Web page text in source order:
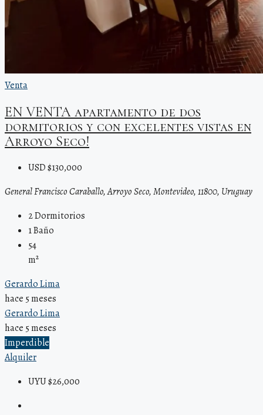
Venta
EN VENTA apartamento de dos
dormitorios y con excelentes vistas en
Arroyo Seco!
USD $130,000
General Francisco Caraballo, Arroyo Seco, Montevideo, 11800, Uruguay
2Dormitorios
1Baño
54
m²
Gerardo Lima
hace 5 meses
Gerardo Lima
hace 5 meses
Imperdible
Alquiler
UYU $26,000